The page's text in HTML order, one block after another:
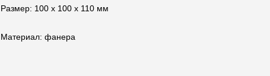
Размер: 100 x 100 x 110 мм
Материал: фанера